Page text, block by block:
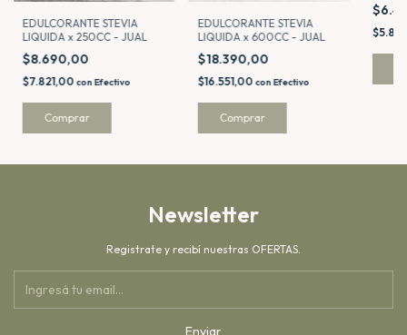
EDULCORANTE STEVIA
LIQUIDA x 250CC - JUAL
$8.690,00
$7.821,00 con Efectivo
EDULCORANTE STEVIA
LIQUIDA x 600CC - JUAL
$18.390,00
$16.551,00 con Efectivo
Newsletter
Registrate y recibí nuestras OFERTAS.